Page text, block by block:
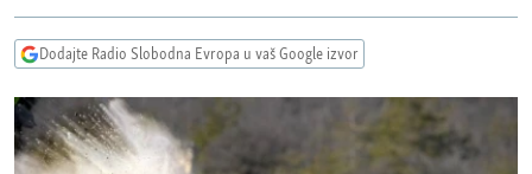
pretragu
FOTOGALERIJE
INFOGRAFIKE
PODCASTI
RAT U UKRAJINI
KINA NA BALKANU
RSE PRIČE IZ SVIJETA
Dodajte Radio Slobodna Evropa u vaš Google izvor